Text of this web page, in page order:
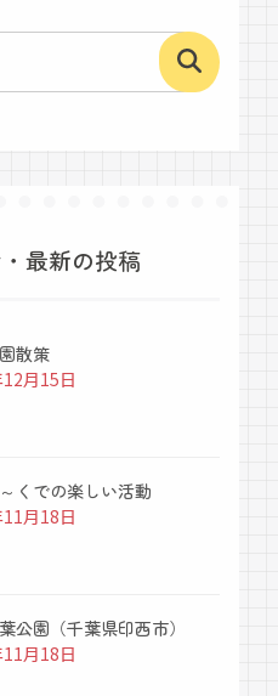
最新の投稿
散策
月15日
くでの楽しい活動
月18日
公園（千葉県印西市）
月18日